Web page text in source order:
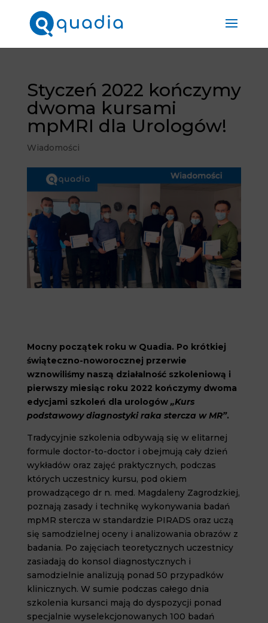
Styczeń 2022 kończymy
dwoma kursami
mpMRI dla Urologów!
Wiadomości
Mocny początek roku w Quadia. Po krótkiej
świąteczno-noworocznej przerwie
wznowiliśmy naszą działalność szkoleniową i
pierwszy miesiąc roku 2022 kończymy dwoma
edycjami szkoleń dla urologów „Kurs
podstawowy diagnostyki raka stercza w MR”.
Tradycyjnie szkolenia odbywają się w elitarnej
formule doctor-to-doctor i obejmują cały dzień
wykładów oraz zajęć praktycznych, podczas
których uczestnicy kursu, pod okiem
prowadzącego dr n. med. Magdaleny Zagrodzkiej,
poznają zasady i technikę wykonywania badań
mpMR stercza w standardzie PIRADS oraz uczą
się samodzielnej oceny i analizowania obrazów z
badania. Po zajęciach teoretycznych uczestnicy
zasiadają do konsol diagnostycznych i
samodzielnie analizują ponad 50 przypadków
klinicznych. W sumie podczas całego dnia
szkolenia kursanci mają do dyspozycji ponad
specjalnie wyselekcjonowanych 100 badań